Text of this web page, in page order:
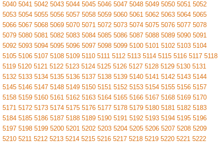
5040 5041 5042 5043 5044 5045 5046 5047 5048 5049 5050 5051 5052
5053 5054 5055 5056 5057 5058 5059 5060 5061 5062 5063 5064 5065
5066 5067 5068 5069 5070 5071 5072 5073 5074 5075 5076 5077 5078
5079 5080 5081 5082 5083 5084 5085 5086 5087 5088 5089 5090 5091
5092 5093 5094 5095 5096 5097 5098 5099 5100 5101 5102 5103 5104
5105 5106 5107 5108 5109 5110 5111 5112 5113 5114 5115 5116 5117 5118
5119 5120 5121 5122 5123 5124 5125 5126 5127 5128 5129 5130 5131
5132 5133 5134 5135 5136 5137 5138 5139 5140 5141 5142 5143 5144
5145 5146 5147 5148 5149 5150 5151 5152 5153 5154 5155 5156 5157
5158 5159 5160 5161 5162 5163 5164 5165 5166 5167 5168 5169 5170
5171 5172 5173 5174 5175 5176 5177 5178 5179 5180 5181 5182 5183
5184 5185 5186 5187 5188 5189 5190 5191 5192 5193 5194 5195 5196
5197 5198 5199 5200 5201 5202 5203 5204 5205 5206 5207 5208 5209
5210 5211 5212 5213 5214 5215 5216 5217 5218 5219 5220 5221 5222